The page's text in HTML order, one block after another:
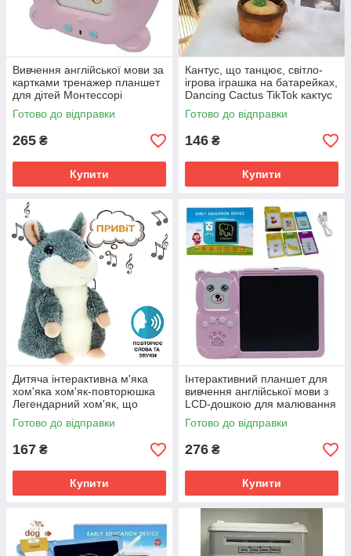
Вивчення англійської мови за
картками тренажер планшет
для дітей Монтессорі
навчальні інтерактивні HMD
SV227
Готово до відправки
265 ₴
Купити
Кантус, що танцює, світло-
ігрова іграшка на батарейках,
Dancing Cactus TikTok кактус
у вазоні 34 см SV227
Готово до відправки
146 ₴
Купити
Дитяча інтерактивна м'яка
хом'яка хом'як-повторюшка
Легендарний хом'як, що
говорить SV227
Готово до відправки
167 ₴
Купити
Інтерактивний планшет для
вивчення англійської мови з
LCD-дошкою для малювання
і 112 картами (240 слів)
SV227
Готово до відправки
276 ₴
Купити